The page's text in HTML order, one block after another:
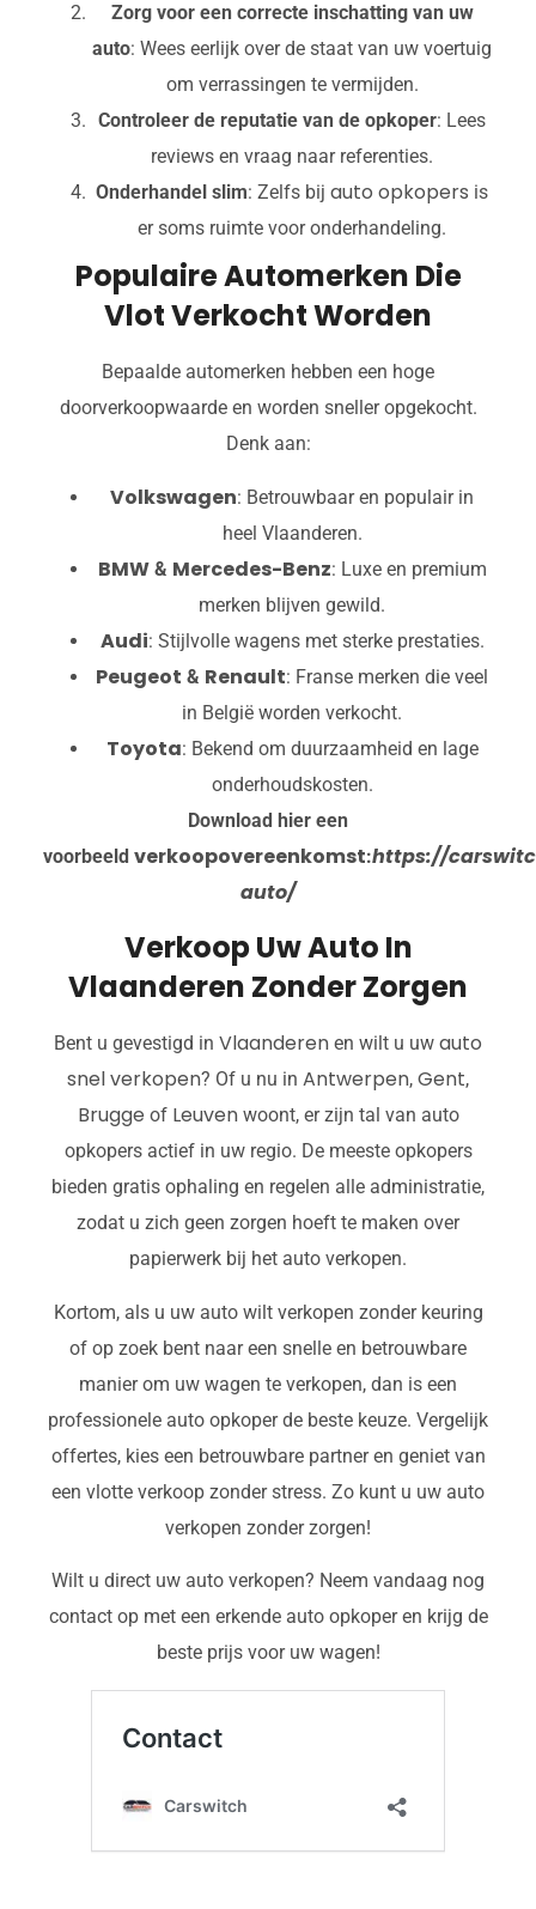
Zorg voor een correcte inschatting van uw
auto: Wees eerlijk over de staat van uw voertuig
om verrassingen te vermijden.
Controleer de reputatie van de opkoper: Lees
reviews en vraag naar referenties.
Onderhandel slim: Zelfs bij auto opkopers is
er soms ruimte voor onderhandeling.
Populaire Automerken Die
Vlot Verkocht Worden
Bepaalde automerken hebben een hoge
doorverkoopwaarde en worden sneller opgekocht.
Denk aan:
Volkswagen: Betrouwbaar en populair in
heel Vlaanderen.
BMW& Mercedes-Benz: Luxe en premium
merken blijven gewild.
Audi: Stijlvolle wagens met sterke prestaties.
Peugeot & Renault: Franse merken die veel
in België worden verkocht.
Toyota: Bekend om duurzaamheid en lage
onderhoudskosten.
Download hier een
voorbeeld verkoopovereenkomst:https://
auto/
Verkoop Uw Auto In
Vlaanderen Zonder Zorgen
Bent u gevestigd in Vlaanderen en wilt u uw auto
snel verkopen? Of u nu in Antwerpen, Gent,
Brugge of Leuvenwoont, er zijn tal van auto
opkopers actief in uw regio. De meeste opkopers
bieden gratis ophaling en regelen alle administratie,
zodat u zich geen zorgen hoeft te maken over
papierwerk bij het auto verkopen.
Kortom, als u uw auto wilt verkopen zonder keuring
of op zoek bent naar een snelle en betrouwbare
manier om uw wagen te verkopen, dan is een
professionele auto opkoper de beste keuze. Vergelijk
offertes, kies een betrouwbare partner en geniet van
een vlotte verkoop zonder stress. Zo kunt u uw auto
verkopen zonder zorgen!
Wilt u direct uw auto verkopen? Neem vandaag nog
contact op met een erkende auto opkoper en krijg de
beste prijs voor uw wagen!